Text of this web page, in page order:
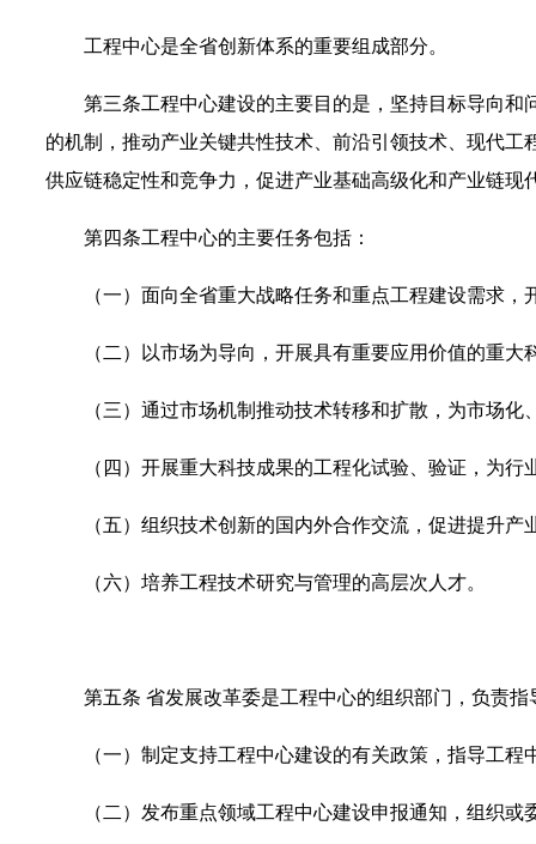
工程中心是全省创新体系的重要组成部分。
第三条工程中心建设的主要目的是，坚持目标导向
的机制，推动产业关键共性技术、前沿引领技术、现代
供应链稳定性和竞争力，促进产业基础高级化和产业链现
第四条工程中心的主要任务包括：
（一）面向全省重大战略任务和重点工程建设需求
（二）以市场为导向，开展具有重要应用价值的重
（三）通过市场机制推动技术转移和扩散，为市场
（四）开展重大科技成果的工程化试验、验证，为
（五）组织技术创新的国内外合作交流，促进提升产
（六）培养工程技术研究与管理的高层次人才。
第五条 省发展改革委是工程中心的组织部门，负责
（一）制定支持工程中心建设的有关政策，指导工程
（二）发布重点领域工程中心建设申报通知，组织